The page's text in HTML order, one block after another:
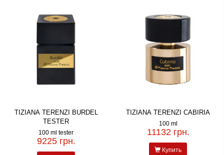
TIZIANA TERENZI BURDEL
TESTER
100 ml tester
9225 грн.
TIZIANA TERENZI CABIRIA
100 ml
11132 грн.
Купить